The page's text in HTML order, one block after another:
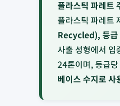
플라스틱 파레
플라스틱 파레트
Recycled), 등급
사출 성형에서 입
24톤이며, 등급
베이스 수지로 사